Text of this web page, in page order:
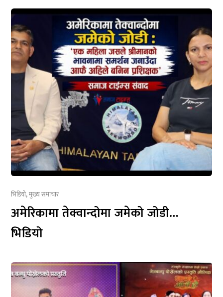
भिडियो,मुख्य समाचार
अमेरिकामा तेक्वान्दोमा जमेको जोडी…
भिडियो